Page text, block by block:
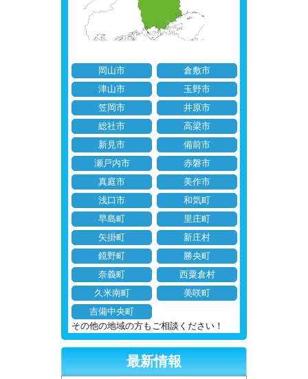
岡山市
倉敷市
津山市
玉野市
笠岡市
井原市
総社市
高梁市
新見市
備前市
瀬戸内市
赤磐市
真庭市
美作市
浅口市
和気町
早島町
里庄町
矢掛町
新庄村
鏡野町
勝央町
奈義町
西粟倉村
久米南町
美咲町
吉備中央町
その他の地域の方もご相談ください！
最新情報